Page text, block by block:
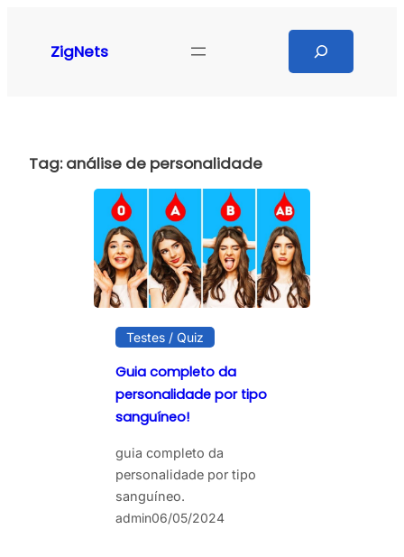
ZigNets
Tag:análise de personalidade
Testes / Quiz
Guia completo da
personalidade por tipo
sanguíneo!
guia completo da
personalidade por tipo
sanguíneo.
admin06/05/2024